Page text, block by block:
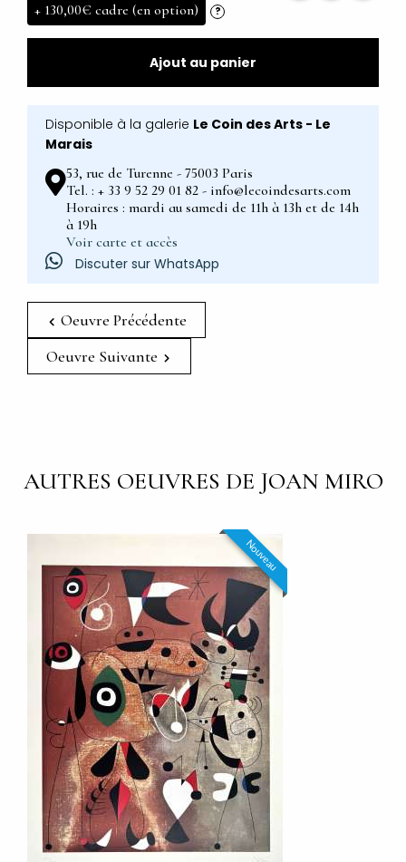
+ 130,00€ cadre (en option) ?
Ajout au panier
Disponible à la galerie Le Coin des Arts - Le
Marais
53, rue de Turenne - 75003 Paris
Tel. : + 33 9 52 29 01 82 - info@lecoindesarts.com
Horaires : mardi au samedi de 11h à 13h et de 14h
à 19h
Voir carte et accès
Discuter sur WhatsApp
Oeuvre Précédente
Oeuvre Suivante
AUTRES OEUVRES DE JOAN MIRO
Nouveau